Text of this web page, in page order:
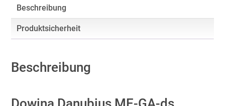
Beschreibung
Produktsicherheit
Beschreibung